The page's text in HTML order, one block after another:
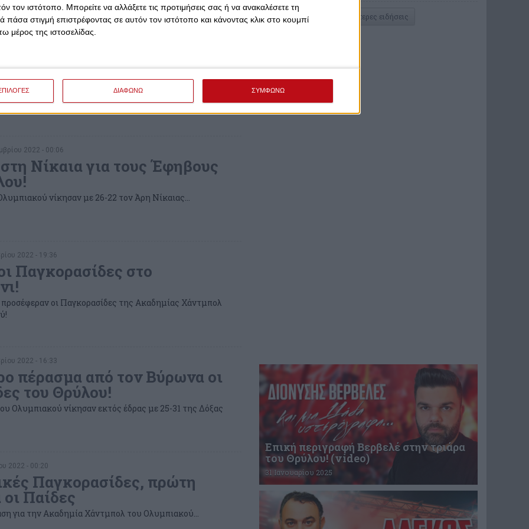
τον ιστότοπο. Μπορείτε να αλλάξετε τις προτιμήσεις σας ή να ανακαλέσετε τη
στιγμή επιστρέφοντας σε αυτόν τον ιστότοπο και κάνοντας κλικ στο κουμπί
μέρος της ιστοσελίδας.
ΔΙΑΦΩΝΩ ΣΥΜΦΩΝΩ
Ολυμπιακού νίκησαν με 35-25 τον Ο.Χ.Χ.Κ. Σαλαμίνας...
2022 - 00:06
Νίκαια για τους Έφηβους
νίκησαν με 26-22 τον Άρη Νίκαιας...
2022 - 19:36
Παγκορασίδες στο
οι Παγκορασίδες της Ακαδημίας Χάντμπολ
2022 - 16:33
πέρασμα από τον Βύρωνα οι
του Θρύλου!
Ολυμπιακού νίκησαν εκτός έδρας με 25-31 της Δόξας
2022 - 00:20
Παγκορασίδες, πρώτη
Παίδες
για την Ακαδημία Χάντμπολ του Ολυμπιακού...
Περισσότερες ειδήσεις
Επική περιγραφή Βερβελέ στην τριάρα
του Θρύλου! (video)
31 Ιανουαρίου 2025